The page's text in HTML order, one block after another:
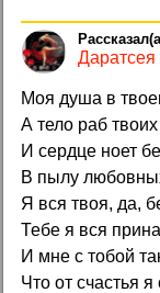
Даратсея
Моя душа в
А тело раб
И сердце ноет
В пылу
Я вся твоя, да,
Тебе я вся
И мне с тобой
Что от счастья